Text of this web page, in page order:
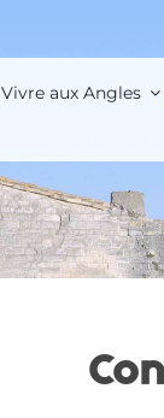
Vivre aux Angles